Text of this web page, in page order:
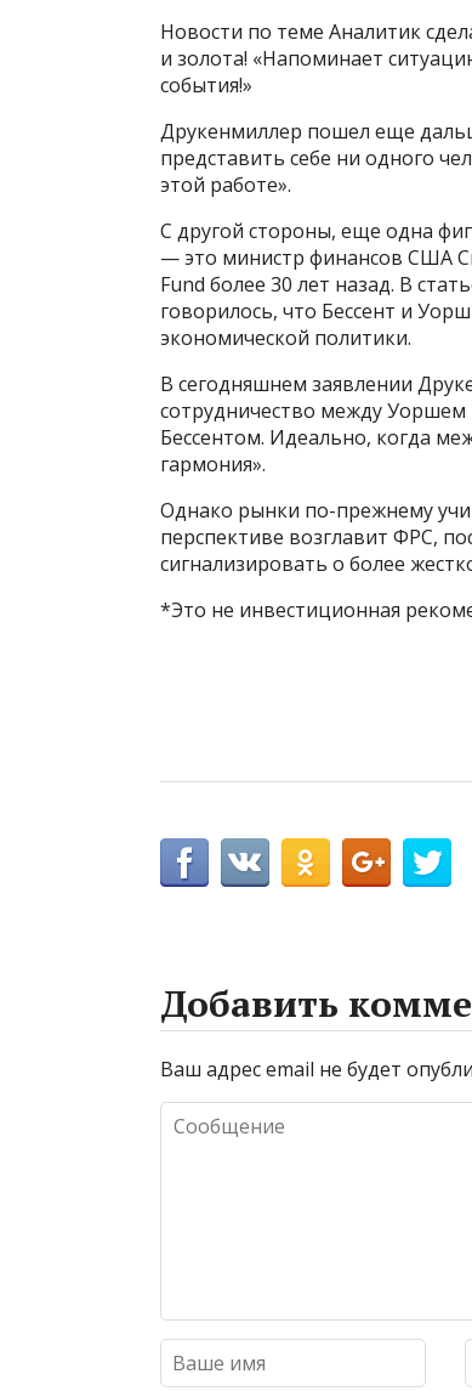
Новости по теме Аналитик
и золота! «Напоминает
события!»
Друкенмиллер пошел еще
представить себе ни одного
этой работе».
С другой стороны, еще одна
— это министр финансов США
Fund более 30 лет назад. В
говорилось, что Бессент и
экономической политики.
В сегодняшнем заявлении
сотрудничество между
Бессентом. Идеально, когда
гармония».
Однако рынки по-прежнему
перспективе возглавит ФРС,
сигнализировать о более
*Это не инвестиционная
Добавить
Ваш адрес email не будет